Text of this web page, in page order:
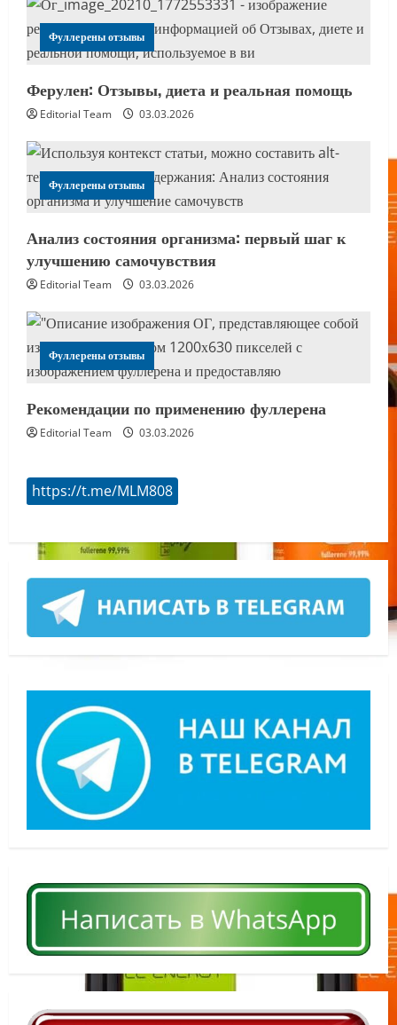
Фуллерены отзывы
Ферулен: Отзывы, диета и реальная помощь
Editorial Team 03.03.2026
Фуллерены отзывы
Анализ состояния организма: первый шаг к
улучшению самочувствия
Editorial Team 03.03.2026
Фуллерены отзывы
Рекомендации по применению фуллерена
Editorial Team 03.03.2026
https://t.me/MLM808